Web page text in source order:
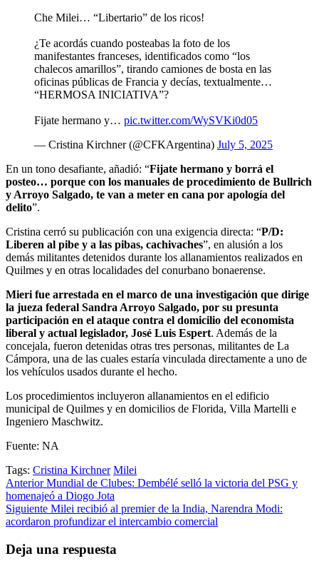
Che Milei… “Libertario” de los ricos!
¿Te acordás cuando posteabas la foto de los
manifestantes franceses, identificados como “los
chalecos amarillos”, tirando camiones de bosta en las
oficinas públicas de Francia y decías, textualmente…
“HERMOSA INICIATIVA”?
Fijate hermano y… pic.twitter.com/WySVKi0d05
— Cristina Kirchner (@CFKArgentina) July 5, 2025
En un tono desafiante, añadió: “Fijate hermano y borrá el
posteo… porque con los manuales de procedimiento de Bullrich
y Arroyo Salgado, te van a meter en cana por apología del
delito”.
Cristina cerró su publicación con una exigencia directa: “P/D:
Liberen al pibe y a las pibas, cachivaches”, en alusión a los
demás militantes detenidos durante los allanamientos realizados en
Quilmes y en otras localidades del conurbano bonaerense.
Mieri fue arrestada en el marco de una investigación que dirige
la jueza federal Sandra Arroyo Salgado, por su presunta
participación en el ataque contra el domicilio del economista
liberal y actual legislador, José Luis Espert. Además de la
concejala, fueron detenidas otras tres personas, militantes de La
Cámpora, una de las cuales estaría vinculada directamente a uno de
los vehículos usados durante el hecho.
Los procedimientos incluyeron allanamientos en el edificio
municipal de Quilmes y en domicilios de Florida, Villa Martelli e
Ingeniero Maschwitz.
Fuente: NA
Tags: Cristina Kirchner Milei
Post
navigation
AnteriorMundial de Clubes: Dembélé selló la victoria del PSG y
homenajeó a Diogo Jota
Siguiente Milei recibió al premier de la India, Narendra Modi:
acordaron profundizar el intercambio comercial
Deja una respuesta